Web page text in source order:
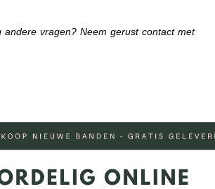
andere vragen? Neem gerust contact met